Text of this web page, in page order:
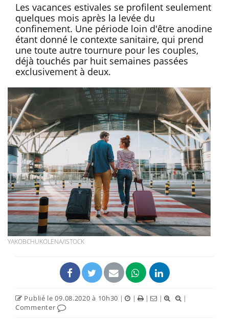
Les vacances estivales se profilent seulement
quelques mois après la levée du
confinement. Une période loin d'être anodine
étant donné le contexte sanitaire, qui prend
une toute autre tournure pour les couples,
déjà touchés par huit semaines passées
exclusivement à deux.
YAKOBCHUKOLENA/ISTOCK
Publié le 09.08.2020 à 10h30 | | | |
|
Commenter